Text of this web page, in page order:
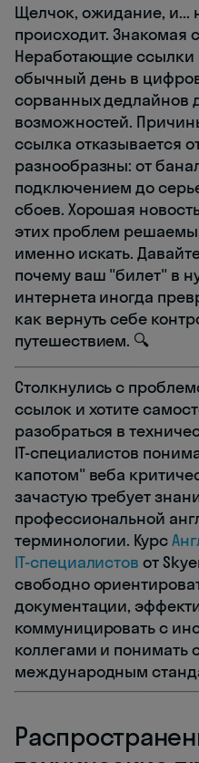
Щелчок, ожидание, и...
происходит. Знакомая
Неработающие ссылки
обычный день в
сорванных дедлайнов
возможностей.
ссылка отказывается
разнообразны: от
подключением до
сбоев. Хорошая
этих проблем
именно искать.
почему ваш "билет" в
интернета иногда
как вернуть себе
путешествием. 🔍
Столкнулись с
ссылок и хотите
разобраться в
IT-специалистов
капотом" веба
зачастую требует
профессиональной
терминологии. Курс
IT-специалистов от
свободно
документации,
коммуницировать с
коллегами и понимать
международным